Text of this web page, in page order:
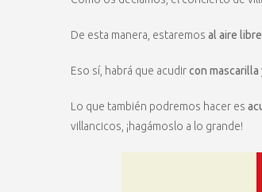
De esta manera, estaremos al aire libre
Eso sí, habrá que acudircon mascarilla
Lo que también podremos hacer es
villancicos, ¡hagámoslo a lo grande!